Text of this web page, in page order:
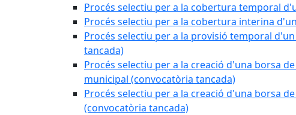
Procés selectiu per a la cobertura temporal
Procés selectiu per a la cobertura interina
Procés selectiu per a la provisió temporal
tancada)
Procés selectiu per a la creació d'una borsa
municipal (convocatòria tancada)
Procés selectiu per a la creació d'una borsa
(convocatòria tancada)